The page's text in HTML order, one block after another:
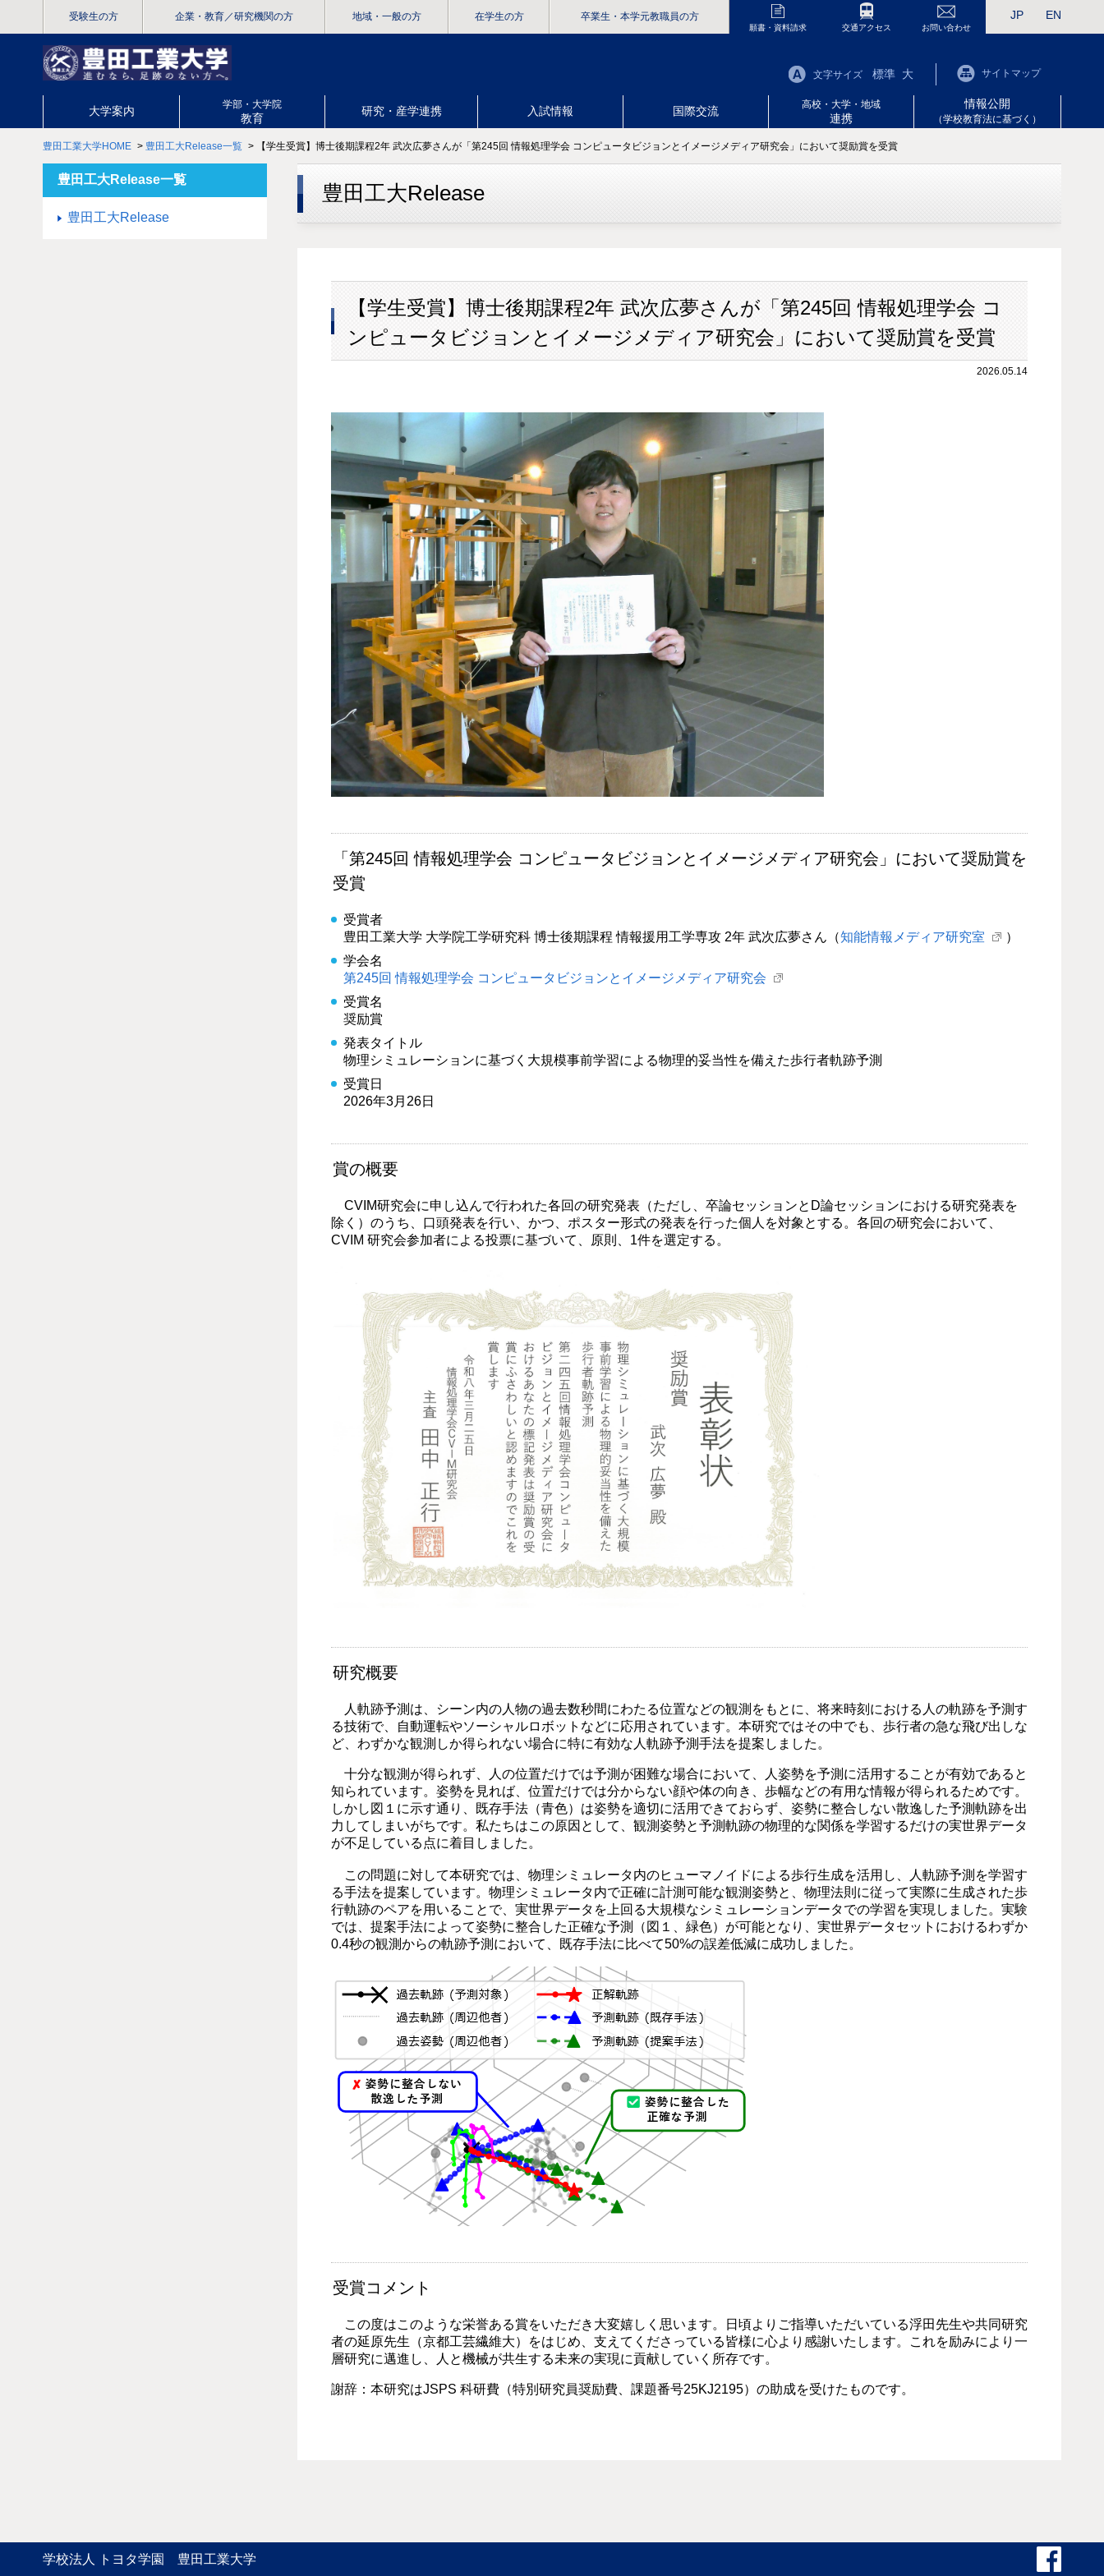
受験生の方 企業・教育／研究機関の方 地域・一般の方 在学生の方 卒業生 ・本学元教職員の方
願書・資料請求 交通アクセス お問い合わせ
JP EN
サイトマップ
文字サイズ 標準 大
大学案内 学部・大学院
教育
研究・産学連携 入試情報 国際交流 高校・大学・地域
連携
情報公開
（学校教育法に基づく）
豊田工業大学HOME > 豊田工大Release一覧 > 【学生受賞】博士後期課程2年 武次広夢さんが「第245回 情報処理学会 コンピュータビジョンとイメージメディア研究会」において奨励賞を受賞
豊田工大Release
【学生受賞】博士後期課程2年 武次広夢さんが「第245回 情報処理学会 コ
ンピュータビジョンとイメージメディア研究会」において奨励賞を受賞
2026.05.14
「第245回 情報処理学会 コンピュータビジョンとイメージメディア研究会」において奨励賞を
受賞
受賞者
豊田工業大学 大学院工学研究科 博士後期課程 情報援用工学専攻 2年 武次広夢さん（知能情報メディア研究室
）
学会名
第245回 情報処理学会 コンピュータビジョンとイメージメディア研究会
受賞名
奨励賞
発表タイトル
物理シミュレーションに基づく大規模事前学習による物理的妥当性を備えた歩行者軌跡予測
受賞日
2026年3月26日
賞の概要
CVIM研究会に申し込んで行われた各回の研究発表（ただし、卒論セッションとD論セッションにおける研究発表を
除く）のうち、口頭発表を行い、かつ、ポスター形式の発表を行った個人を対象とする。各回の研究会において、
CVIM 研究会参加者による投票に基づいて、原則、1件を選定する。
研究概要
人軌跡予測は、シーン内の人物の過去数秒間にわたる位置などの観測をもとに、将来時刻における人の軌跡を予測す
る技術で、自動運転やソーシャルロボットなどに応用されています。本研究ではその中でも、歩行者の急な飛び出しな
ど、わずかな観測しか得られない場合に特に有効な人軌跡予測手法を提案しました。
十分な観測が得られず、人の位置だけでは予測が困難な場合において、人姿勢を予測に活用することが有効であると
知られています。姿勢を見れば、位置だけでは分からない顔や体の向き、歩幅などの有用な情報が得られるためです。
しかし図１に示す通り、既存手法（青色）は姿勢を適切に活用できておらず、姿勢に整合しない散逸した予測軌跡を出
力してしまいがちです。私たちはこの原因として、観測姿勢と予測軌跡の物理的な関係を学習するだけの実世界データ
が不足している点に着目しました。
この問題に対して本研究では、物理シミュレータ内のヒューマノイドによる歩行生成を活用し、人軌跡予測を学習す
る手法を提案しています。物理シミュレータ内で正確に計測可能な観測姿勢と、物理法則に従って実際に生成された歩
行軌跡のペアを用いることで、実世界データを上回る大規模なシミュレーションデータでの学習を実現しました。実験
では、提案手法によって姿勢に整合した正確な予測（図１、緑色）が可能となり、実世界データセットにおけるわずか
0.4秒の観測からの軌跡予測において、既存手法に比べて50%の誤差低減に成功しました。
受賞コメント
この度はこのような栄誉ある賞をいただき大変嬉しく思います。日頃よりご指導いただいている浮田先生や共同研究
者の延原先生（京都工芸繊維大）をはじめ、支えてくださっている皆様に心より感謝いたします。これを励みにより一
層研究に邁進し、人と機械が共生する未来の実現に貢献していく所存です。
謝辞：本研究はJSPS 科研費（特別研究員奨励費、課題番号25KJ2195）の助成を受けたものです。
豊田工大Release一覧
豊田工大Release
学校法人 トヨタ学園 豊田工業大学